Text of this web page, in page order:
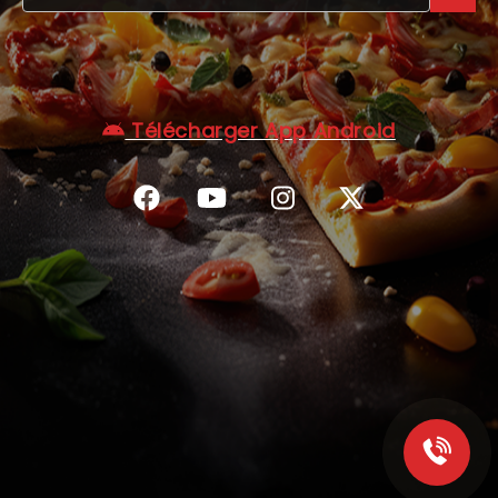
C.G.V
Télécharger App Android